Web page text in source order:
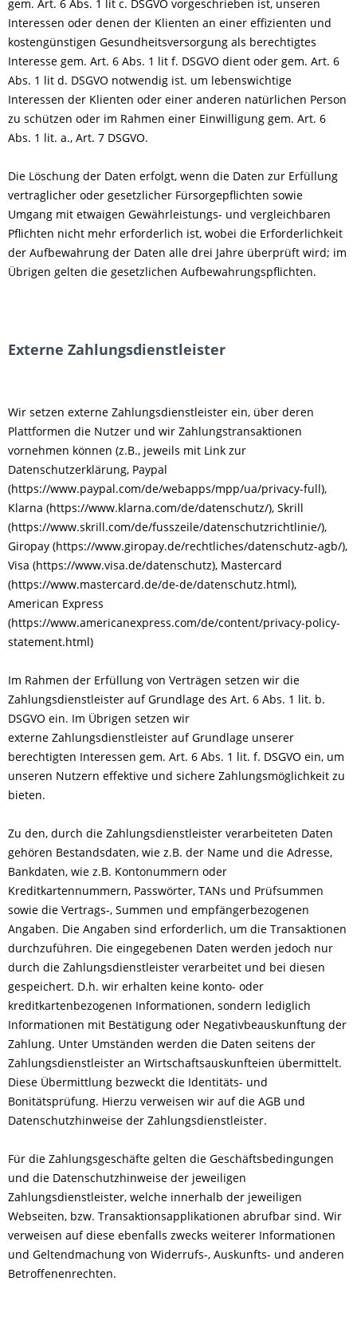
gem. Art. 6 Abs. 1 lit c. DSGVO vorgeschrieben ist, unseren
Interessen oder denen der Klienten an einer effizienten und
kostengünstigen Gesundheitsversorgung als berechtigtes
Interesse gem. Art. 6 Abs. 1 lit f. DSGVO dient oder gem. Art. 6
Abs. 1 lit d. DSGVO notwendig ist. um lebenswichtige
Interessen der Klienten oder einer anderen natürlichen Person
zu schützen oder im Rahmen einer Einwilligung gem. Art. 6
Abs. 1 lit. a., Art. 7 DSGVO.
Die Löschung der Daten erfolgt, wenn die Daten zur Erfüllung
vertraglicher oder gesetzlicher Fürsorgepflichten sowie
Umgang mit etwaigen Gewährleistungs- und vergleichbaren
Pflichten nicht mehr erforderlich ist, wobei die Erforderlichkeit
der Aufbewahrung der Daten alle drei Jahre überprüft wird; im
Übrigen gelten die gesetzlichen Aufbewahrungspflichten.
Externe Zahlungsdienstleister
Wir setzen externe Zahlungsdienstleister ein, über deren
Plattformen die Nutzer und wir Zahlungstransaktionen
vornehmen können (z.B., jeweils mit Link zur
Datenschutzerklärung, Paypal
(https://www.paypal.com/de/webapps/mpp/ua/privacy-full),
Klarna (https://www.klarna.com/de/datenschutz/), Skrill
(https://www.skrill.com/de/fusszeile/datenschutzrichtlinie/),
Giropay (https://www.giropay.de/rechtliches/datenschutz-agb/),
Visa (https://www.visa.de/datenschutz), Mastercard
(https://www.mastercard.de/de-de/datenschutz.html),
American Express
(https://www.americanexpress.com/de/content/privacy-policy-
statement.html)
Im Rahmen der Erfüllung von Verträgen setzen wir die
Zahlungsdienstleister auf Grundlage des Art. 6 Abs. 1 lit. b.
DSGVO ein. Im Übrigen setzen wir
externe Zahlungsdienstleister auf Grundlage unserer
berechtigten Interessen gem. Art. 6 Abs. 1 lit. f. DSGVO ein, um
unseren Nutzern effektive und sichere Zahlungsmöglichkeit zu
bieten.
Zu den, durch die Zahlungsdienstleister verarbeiteten Daten
gehören Bestandsdaten, wie z.B. der Name und die Adresse,
Bankdaten, wie z.B. Kontonummern oder
Kreditkartennummern, Passwörter, TANs und Prüfsummen
sowie die Vertrags-, Summen und empfängerbezogenen
Angaben. Die Angaben sind erforderlich, um die Transaktionen
durchzuführen. Die eingegebenen Daten werden jedoch nur
durch die Zahlungsdienstleister verarbeitet und bei diesen
gespeichert. D.h. wir erhalten keine konto- oder
kreditkartenbezogenen Informationen, sondern lediglich
Informationen mit Bestätigung oder Negativbeauskunftung der
Zahlung. Unter Umständen werden die Daten seitens der
Zahlungsdienstleister an Wirtschaftsauskunfteien übermittelt.
Diese Übermittlung bezweckt die Identitäts- und
Bonitätsprüfung. Hierzu verweisen wir auf die AGB und
Datenschutzhinweise der Zahlungsdienstleister.
Für die Zahlungsgeschäfte gelten die Geschäftsbedingungen
und die Datenschutzhinweise der jeweiligen
Zahlungsdienstleister, welche innerhalb der jeweiligen
Webseiten, bzw. Transaktionsapplikationen abrufbar sind. Wir
verweisen auf diese ebenfalls zwecks weiterer Informationen
und Geltendmachung von Widerrufs-, Auskunfts- und anderen
Betroffenenrechten.